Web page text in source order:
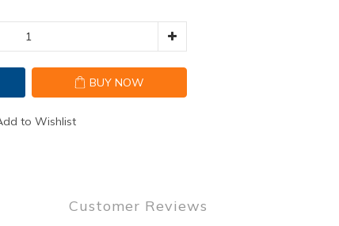
BUY NOW
to Wishlist
Customer Reviews